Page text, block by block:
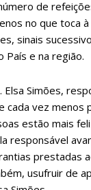
de
no que toca
sinais
País e na região.
Simões,
cada vez
estão mais
responsável
usufruir de